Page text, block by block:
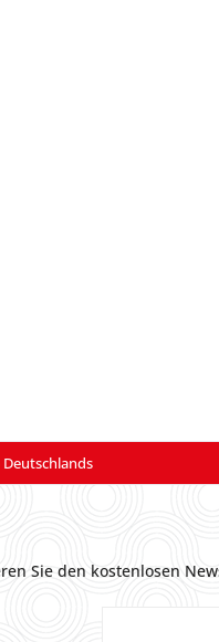
Sie den kostenlosen